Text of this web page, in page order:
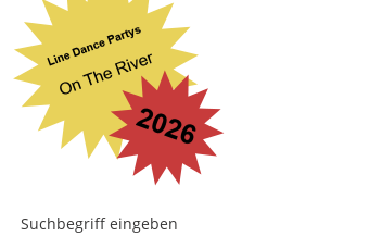
Suchbegriff eingeben